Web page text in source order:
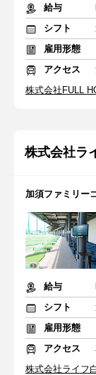
給与
シフト
雇用形態
アクセス
株式会社FULL
株式会社ラ
加須ファミリー
給与
シフト
雇用形態
アクセス
株式会社ライフ